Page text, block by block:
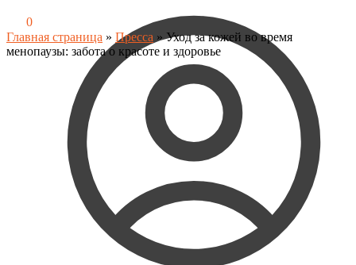
0
Главная страница » Пресса » Уход за кожей во время
менопаузы: забота о красоте и здоровье